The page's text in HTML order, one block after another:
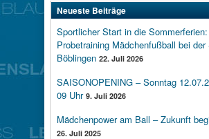
Neueste Beiträge
Sportlicher Start in die Sommerferien:
Probetraining Mädchenfußball bei der
Böblingen 22. Juli 2026
SAISONOPENING – Sonntag
09 Uhr 9. Juli 2026
Mädchenpower am Ball – Zukunft
26. Juli 2025